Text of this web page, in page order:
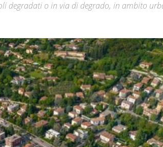
degradati o in via di degrado, in ambito